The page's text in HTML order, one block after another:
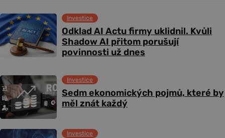
Odklad AI Actu firmy uklidnil. Kvůli
Shadow AI přitom porušují
povinnosti už dnes
Investice
Sedm ekonomických pojmů, které by
měl znát každý
Investice
Investice